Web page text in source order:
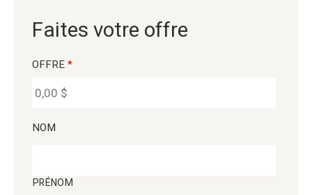
Faites votre offre
OFFRE *
NOM
PRÉNOM